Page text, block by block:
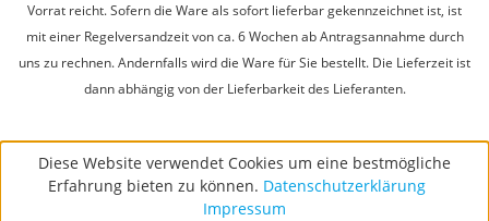
Vorrat reicht. Sofern die Ware als sofort lieferbar gekennzeichnet ist, ist
mit einer Regelversandzeit von ca. 6 Wochen ab Antragsannahme durch
uns zu rechnen. Andernfalls wird die Ware für Sie bestellt. Die Lieferzeit ist
dann abhängig von der Lieferbarkeit des Lieferanten.
Diese Website verwendet Cookies um eine bestmögliche
Erfahrung bieten zu können. Datenschutzerklärung
Impressum